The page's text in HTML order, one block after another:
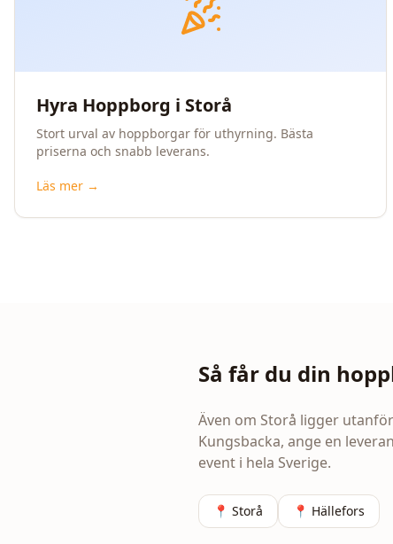
Hyra Hoppborg i Storå
Stort urval av hoppborgar för uthyrning. Bästa
priserna och snabb leverans.
Läs mer →
Så får du din
Även om Storå ligger
Kungsbacka, ange en
event i hela Sverige.
📍 Storå 📍 Hällefors